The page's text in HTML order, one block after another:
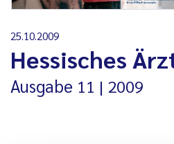
25.10.2009
Hessisches
Ausgabe 11 2009